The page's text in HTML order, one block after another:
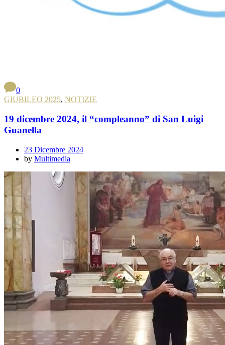
0
GIUBILEO 2025, NOTIZIE
19 dicembre 2024, il “compleanno” di San Luigi
Guanella
23 Dicembre 2024
by Multimedia